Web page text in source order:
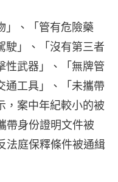
」、「管有危險藥
駛」、「沒有第三者
性武器」、「無牌管
通工具」、「未攜帶
，案中年紀較小的被
帶身份證明文件被
法庭保釋條件被通緝